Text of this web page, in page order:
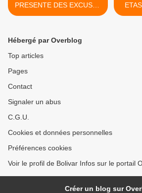
PRESENTE DES EXCUSES
A Evo Morales
Hébergé par Overblog
Top articles
Pages
Contact
Signaler un abus
C.G.U.
Cookies et données personnelles
Préférences cookies
Voir le profil de Bolivar Infos sur le portail
Créer un blog sur